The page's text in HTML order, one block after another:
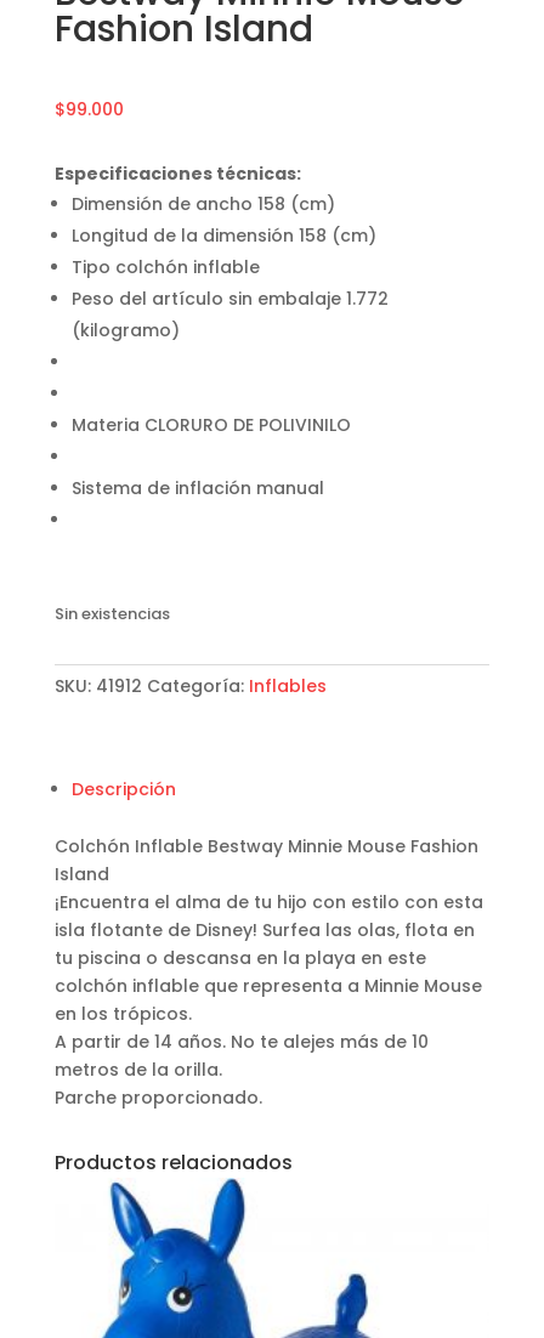
Fashion Island
$99.000
Especificaciones técnicas:
Dimensión de ancho 158 (cm)
Longitud de la dimensión 158 (cm)
Tipo colchón inflable
Peso del artículo sin embalaje 1.772
(kilogramo)
Materia CLORURO DE POLIVINILO
Sistema de inflación manual
Sin existencias
SKU: 41912 Categoría: Inflables
Descripción
Colchón Inflable Bestway Minnie Mouse Fashion
Island
¡Encuentra el alma de tu hijo con estilo con esta
isla flotante de Disney! Surfea las olas, flota en
tu piscina o descansa en la playa en este
colchón inflable que representa a Minnie Mouse
en los trópicos.
A partir de 14 años. No te alejes más de 10
metros de la orilla.
Parche proporcionado.
Productos relacionados